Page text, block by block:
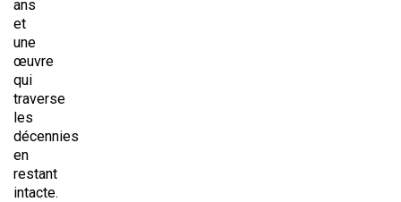
ans
et
une
œuvre
qui
traverse
les
décennies
en
restant
intacte.